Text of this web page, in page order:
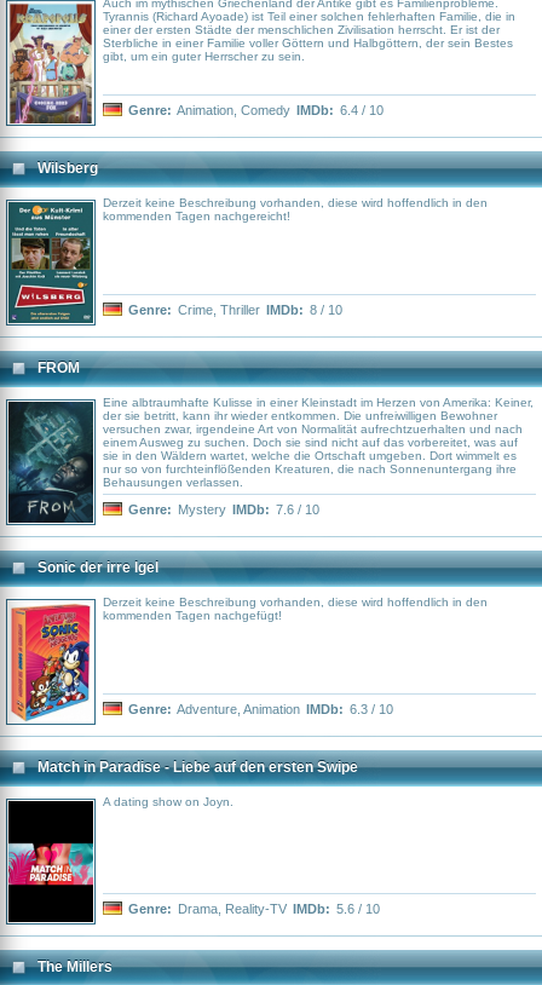
Auch im mythischen Griechenland der Antike gibt es Familienprobleme.
Tyrannis (Richard Ayoade) ist Teil einer solchen fehlerhaften Familie, die in
einer der ersten Städte der menschlichen Zivilisation herrscht. Er ist der
Sterbliche in einer Familie voller Göttern und Halbgöttern, der sein Bestes
gibt, um ein guter Herrscher zu sein.
Genre: Animation Comedy IMDb: 6.4 / 10
Wilsberg
Derzeit keine Beschreibung vorhanden, diese wird hoffendlich in den
kommenden Tagen nachgereicht!
Genre: Crime Thriller IMDb: 8 / 10
FROM
Eine albtraumhafte Kulisse in einer Kleinstadt im Herzen von Amerika: Keiner,
der sie betritt, kann ihr wieder entkommen. Die unfreiwilligen Bewohner
versuchen zwar, irgendeine Art von Normalität aufrechtzuerhalten und nach
einem Ausweg zu suchen. Doch sie sind nicht auf das vorbereitet, was auf
sie in den Wäldern wartet, welche die Ortschaft umgeben. Dort wimmelt es
nur so von furchteinflößenden Kreaturen, die nach Sonnenuntergang ihre
Behausungen verlassen.
Genre: Mystery IMDb: 7.6 / 10
Sonic der irre Igel
Derzeit keine Beschreibung vorhanden, diese wird hoffendlich in den
kommenden Tagen nachgefügt!
Genre: Adventure Animation IMDb: 6.3 / 10
Match in Paradise - Liebe auf den ersten Swipe
A dating show on Joyn.
Genre: Drama Reality-TV IMDb: 5.6 / 10
The Millers